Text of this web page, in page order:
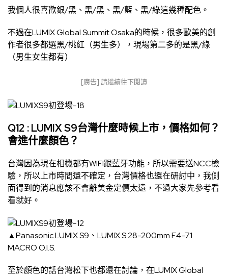
我個人很喜歡銀/黑、黑/黑、黑/藍、黑/綠這幾種配色。
不過在LUMIX Global Summit Osaka的時候，很多歐美的創
作者很多都選黑/桃紅（男生多），現場第二多的是黑/綠
（男生女生都有）
[廣告] 請繼續往下閱讀
Q12 : LUMIX S9台灣什麼時候上市，價格如何？
會進什麼顏色？
台灣因為現在相機都有WIFI跟藍牙功能，所以需要送NCC檢
驗，所以上市時間還不確定，台灣價格也還在研討中，我側
面得到的消息應該不會離美金定價太遠，不過大家先參考看
看就好。
▲Panasonic LUMIX S9、LUMIX S 28-200mm F4-7.1
MACRO O.I.S.
至於顏色的話台灣松下也都還在討論，在LUMIX Global